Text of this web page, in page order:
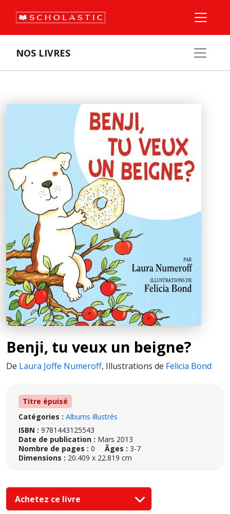
NOS LIVRES
Benji, tu veux un beigne?
De Laura Joffe Numeroff, Illustrations de Felicia Bond
Titre épuisé
Catégories : Albums illustrés
ISBN : 9781443125543
Date de publication : Mars 2013
Nombre de pages : 0 Âges : 3-7
Dimensions : 20.409 x 22.819 cm
Achetez ce livre